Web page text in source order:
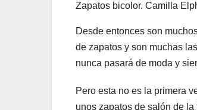
Zapatos bicolor. Camilla
Desde entonces son
de zapatos y son muchas
nunca pasará de moda y
Pero esta no es la primera
unos zapatos de salón de la